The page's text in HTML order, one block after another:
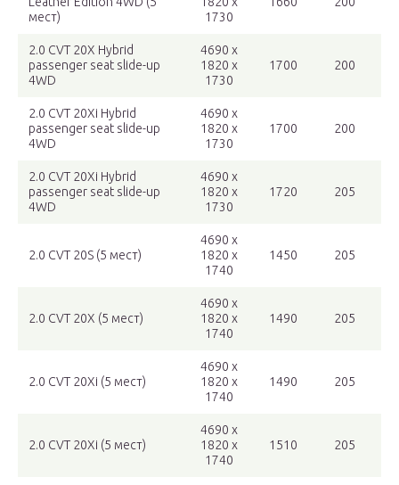
мест)
1730
2.0 CVT 20X Hybrid
passenger seat slide-up
4WD
4690 x
1820 x
1730
1700 200
2.0 CVT 20Xi Hybrid
passenger seat slide-up
4WD
4690 x
1820 x
1730
1700 200
2.0 CVT 20Xi Hybrid
passenger seat slide-up
4WD
4690 x
1820 x
1730
1720 205
2.0 CVT 20S (5 мест)
4690 x
1820 x
1740
1450 205
2.0 CVT 20X (5 мест)
4690 x
1820 x
1740
1490 205
2.0 CVT 20Xi (5 мест)
4690 x
1820 x
1740
1490 205
2.0 CVT 20Xi (5 мест)
4690 x
1820 x
1740
1510 205